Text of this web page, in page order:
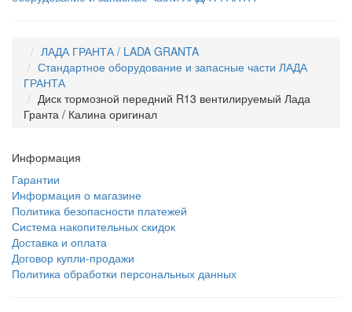
ЛАДА ГРАНТА / LADA GRANTA
Стандартное оборудование и запасные части ЛАДА
ГРАНТА
Диск тормозной передний R13 вентилируемый Лада
Гранта / Калина оригинал
Информация
Гарантии
Информация о магазине
Политика безопасности платежей
Система накопительных скидок
Доставка и оплата
Договор купли-продажи
Политика обработки персональных данных